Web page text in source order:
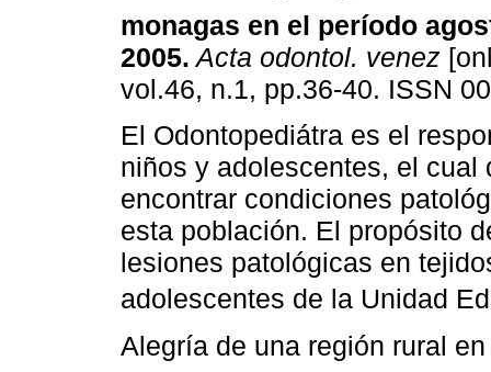
monagas en el período
2005. Acta odontol. venez
vol.46, n.1, pp.36-40. ISSN
El Odontopediátra es el
niños y adolescentes, el cual
encontrar condiciones
esta población. El propósito
lesiones patológicas en
adolescentes de la Unidad
Alegría de una región rural